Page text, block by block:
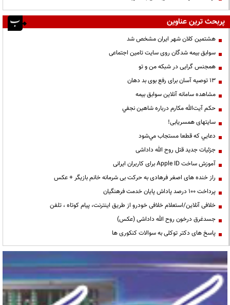
پربحث ترین عناوین
هشتمین کلان شهر ایران مشخص شد
سوابق بیمه شدگان روی سایت تامین اجتماعی
همجنس گرایی در شبکه من و تو
13 توصیه آسان برای رفع بوی بد دهان
مشاهده سامانه آنلاين سوابق بیمه
حكم آيت‌الله مكارم درباره شاهين نجفي
سایتهای همسریابی!
دعايي كه قطعا مستجاب مي‌شود
جزئیات جدید قتل روح الله داداشی
آموزش ساخت Apple ID برای کاربران ایرانی
راز خنده های اصغر فرهادی به حرکت بی شرمانه خانم بازیگر + عکس
پرداخت ۱۰۰ درصد پاداش پایان خدمت فرهنگیان
خلافی آنلاین/استعلام خلافی خودرو از طریق اینترنت، پیام کوتاه ، تلفن
جسدغرق درخون روح الله داداشی (عکس)
پاسخ های دکتر توکلی به سوالات کنکوری ها